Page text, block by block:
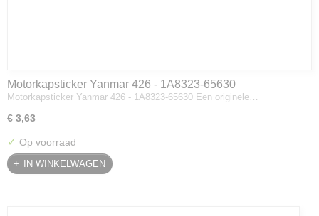
Motorkapsticker Yanmar 426 - 1A8323-65630
Motorkapsticker Yanmar 426 - 1A8323-65630 Een originele…
€ 3,63
✓ Op voorraad
IN WINKELWAGEN